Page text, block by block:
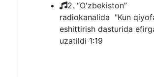
2. “Oʻzbekiston”
radiokanalida "Kun
eshittirish dasturida
uzatildi 1:19